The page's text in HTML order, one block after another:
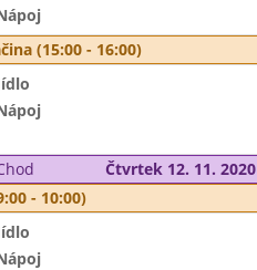
(15:00 - 16:00)
Čtvrtek 12. 11. 2020
- 10:00)